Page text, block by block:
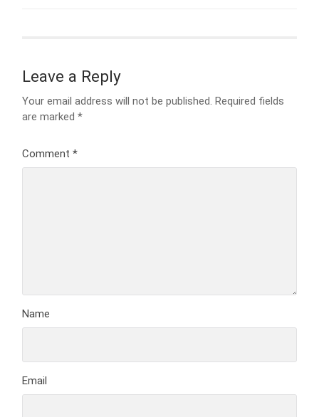
Leave a Reply
Your email address will not be published. Required fields
are marked*
Comment*
Name
Email